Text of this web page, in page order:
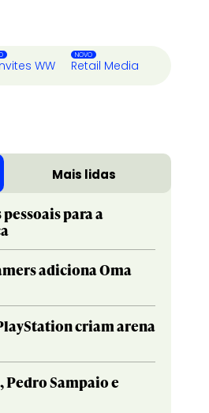
WW Retail Media
Mais lidas
para a
adiciona Oma
criam arena
Sampaio e